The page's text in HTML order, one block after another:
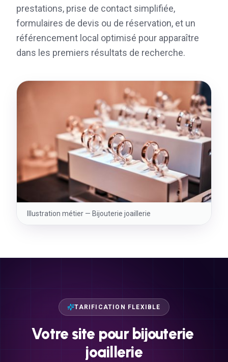
prestations, prise de contact simplifiée,
formulaires de devis ou de réservation, et un
référencement local optimisé pour apparaître
dans les premiers résultats de recherche.
Illustration métier — Bijouterie joaillerie
TARIFICATION FLEXIBLE
Votre site pour bijouterie
joaillerie